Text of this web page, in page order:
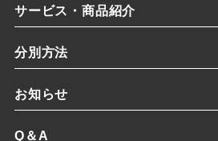
サービス・商品紹介
分別方法
お知らせ
Q＆A